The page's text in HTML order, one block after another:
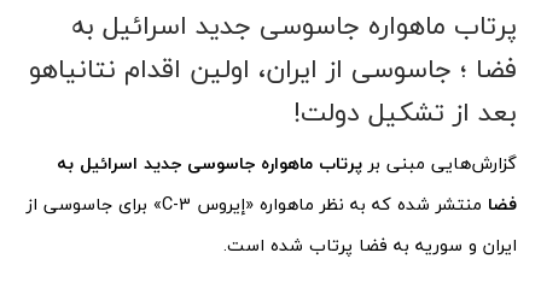
پرتاب ماهواره جاسوسی جدید اسرائیل به
فضا ؛ جاسوسی از ایران، اولین اقدام نتانیاهو
بعد از تشکیل دولت!
گزارش‌هایی مبنی بر پرتاب ماهواره جاسوسی جدید اسرائیل به
فضا
منتشر شده که به نظر ماهواره «إیروس C-3» برای جاسوسی از
ایران و سوریه به فضا پرتاب شده است.